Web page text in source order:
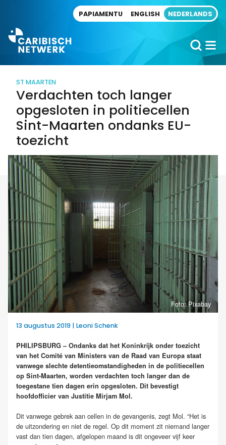
PAPIAMENTU ENGLISH NEDERLANDS
ST MAARTEN
Verdachten toch langer
opgesloten in politiecellen
Sint-Maarten ondanks EU-
toezicht
Foto: Pixabay
13 augustus 2019 | Leoni Schenk
PHILIPSBURG – Ondanks dat het Koninkrijk onder toezicht
van het Comité van Ministers van de Raad van Europa staat
vanwege slechte detentieomstandigheden in de politiecellen
op Sint-Maarten, worden verdachten toch langer dan de
toegestane tien dagen erin opgesloten. Dit bevestigt
hoofdofficier van Justitie Mirjam Mol.
Dit vanwege gebrek aan cellen in de gevangenis, zegt Mol. “Het is
de uitzondering en niet de regel. Op dit moment zit niemand langer
vast dan tien dagen, afgelopen maand is dit ongeveer vijf keer